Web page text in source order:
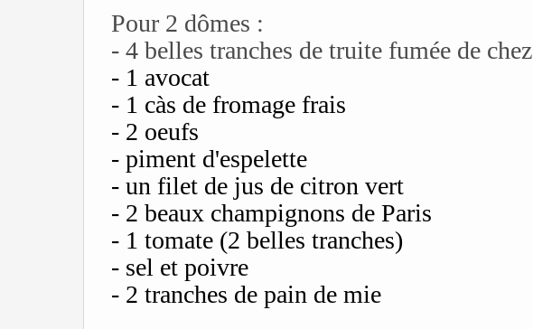
Pour 2 dômes :
- 4 belles tranches de truite fumée de chez
- 1 avocat
- 1 càs de fromage frais
- 2 oeufs
- piment d'espelette
- un filet de jus de citron vert
- 2 beaux champignons de Paris
- 1 tomate (2 belles tranches)
- sel et poivre
- 2 tranches de pain de mie